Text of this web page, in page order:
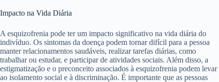
Impacto na Vida Diária
A esquizofrenia pode ter um impacto significativo na vida diária do
indivíduo. Os sintomas da doença podem tornar difícil para a pessoa
manter relacionamentos saudáveis, realizar tarefas diárias, como
trabalhar ou estudar, e participar de atividades sociais. Além disso, a
estigmatização e o preconceito associados à esquizofrenia podem levar
ao isolamento social e à discriminação. É importante que as pessoas